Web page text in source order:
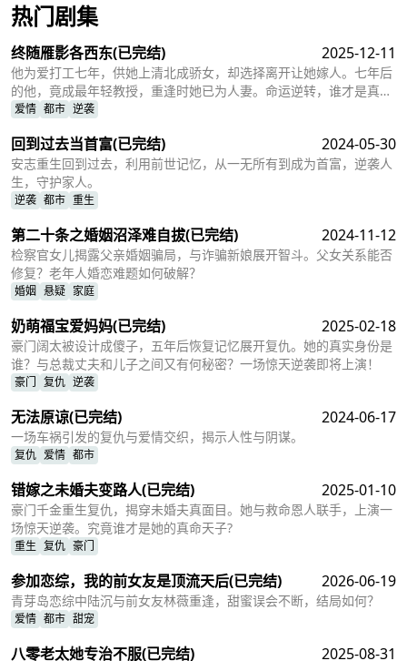
热门剧集
终随雁影各西东(已完结) 2025-12-11
他为爱打工七年，供她上清北成骄女，却选择离开让她嫁人。七年后
的他，竟成最年轻教授，重逢时她已为人妻。命运逆转，谁才是真正
守护者？爱与牺牲的都市传奇，结局惊人！
爱情 都市 逆袭
回到过去当首富(已完结) 2024-05-30
安志重生回到过去，利用前世记忆，从一无所有到成为首富，逆袭人
生，守护家人。
逆袭 都市 重生
第二十条之婚姻沼泽难自拔(已完结) 2024-11-12
检察官女儿揭露父亲婚姻骗局，与诈骗新娘展开智斗。父女关系能否
修复？老年人婚恋难题如何破解？
婚姻 悬疑 家庭
奶萌福宝爱妈妈(已完结) 2025-02-18
豪门阔太被设计成傻子，五年后恢复记忆展开复仇。她的真实身份是
谁？与总裁丈夫和儿子之间又有何秘密？一场惊天逆袭即将上演！
豪门 复仇 逆袭
无法原谅(已完结) 2024-06-17
一场车祸引发的复仇与爱情交织，揭示人性与阴谋。
复仇 爱情 都市
错嫁之未婚夫变路人(已完结) 2025-01-10
豪门千金重生复仇，揭穿未婚夫真面目。她与救命恩人联手，上演一
场惊天逆袭。究竟谁才是她的真命天子?
重生 复仇 豪门
参加恋综，我的前女友是顶流天后(已完结) 2026-06-19
青芽岛恋综中陆沉与前女友林薇重逢，甜蜜误会不断，结局如何？
爱情 都市 甜宠
八零老太她专治不服(已完结) 2025-08-31